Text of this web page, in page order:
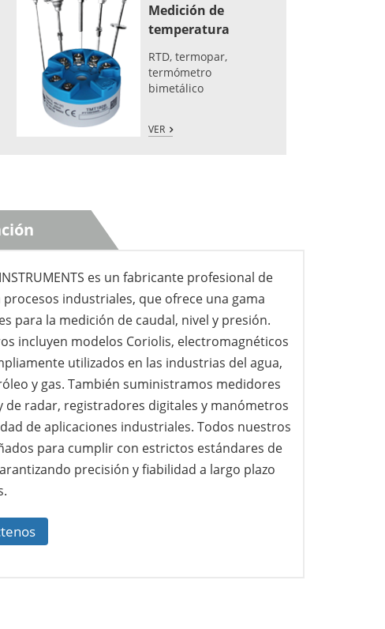
Medición de
temperatura
RTD, termopar,
termómetro
bimetálico
VER
INSTRUMENTS es un fabricante profesional de
industriales, que ofrece una gama
para la medición de caudal, nivel y presión.
incluyen modelos Coriolis, electromagnéticos
utilizados en las industrias del agua,
y gas. También suministramos medidores
de radar, registradores digitales y manómetros
de aplicaciones industriales. Todos nuestros
para cumplir con estrictos estándares de
precisión y fiabilidad a largo plazo